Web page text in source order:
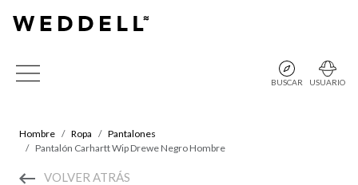
BUSCAR USUARIO
Hombre Ropa
Pantalones
Pantalón Carhartt Wip Drewe Negro Hombre
VOLVER ATRÁS